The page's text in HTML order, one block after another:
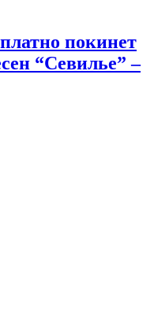
покинет
“Севилье” –